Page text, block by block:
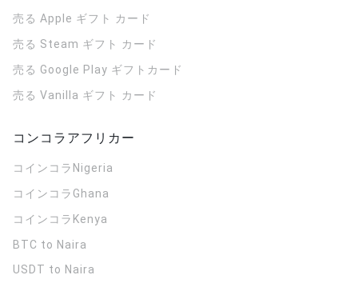
売る Apple ギフト カード
売る Steam ギフト カード
売る Google Play ギフトカード
売る Vanilla ギフト カード
コンコラアフリカー
コインコラ Nigeria
コインコラ Ghana
コインコラ Kenya
BTC to Naira
USDT to Naira